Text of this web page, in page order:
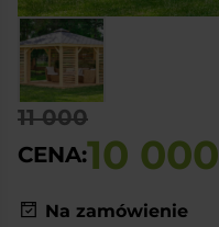
11 000
CENA:10 000
Na zamówienie